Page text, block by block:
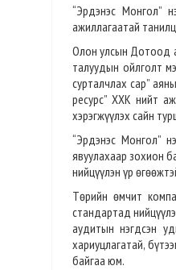
“Эрдэнэс Монгол”
ажиллагаатай
Олон улсын Дотоод
талуудын ойлголт
сурталчлах сар”
ресурс” ХХК нийт
хэрэгжүүлэх сайн
“Эрдэнэс Монгол”
явуулахаар зохион
нийцүүлэн үр
Төрийн өмчит
стандартад
аудитын нэгдсэн
хариуцлагатай,
байгаа юм.